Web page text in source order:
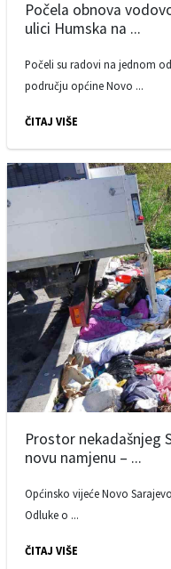
Počela obnova
ulici Humska na ...
Počeli su radovi na jednom
području općine Novo ...
ČITAJ VIŠE
Prostor nekadašnjeg
novu namjenu – ...
Općinsko vijeće Novo
Odluke o ...
ČITAJ VIŠE